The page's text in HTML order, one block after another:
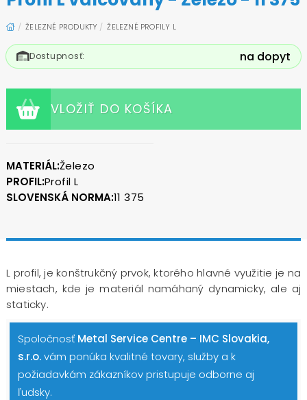
ŽELEZNÉ PRODUKTY ŽELEZNÉ PROFILY L
Dostupnosť: na dopyt
VLOŽIŤ DO KOŠÍKA
MATERIÁL:Železo
PROFIL:Profil L
SLOVENSKÁ NORMA:11 375
L profil, je konštrukčný prvok, ktorého hlavné využitie je na
miestach, kde je materiál namáhaný dynamicky, ale aj
staticky.
Spoločnosť Metal Service Centre – IMC Slovakia,
s.r.o.vám ponúka kvalitné tovary, služby a k
požiadavkám zákazníkov pristupuje odborne aj
ľudsky.